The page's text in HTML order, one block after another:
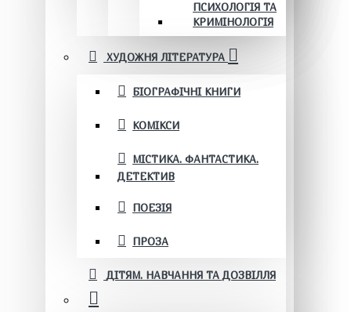
ПСИХОЛОГІЯ ТА
КРИМІНОЛОГІЯ
ХУДОЖНЯ ЛІТЕРАТУРА
БІОГРАФІЧНІ КНИГИ
КОМІКСИ
МІСТИКА. ФАНТАСТИКА.
ДЕТЕКТИВ
ПОЕЗІЯ
ПРОЗА
ДІТЯМ. НАВЧАННЯ ТА ДОЗВІЛЛЯ